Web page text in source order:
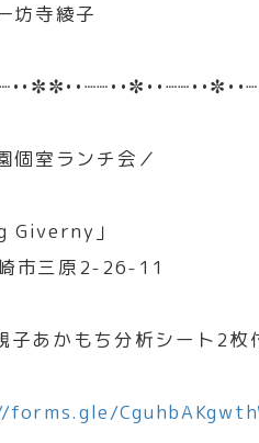
坊寺綾子
個室ランチ会／
Giverny」
市三原2-26-11
あかもち分析シート2枚